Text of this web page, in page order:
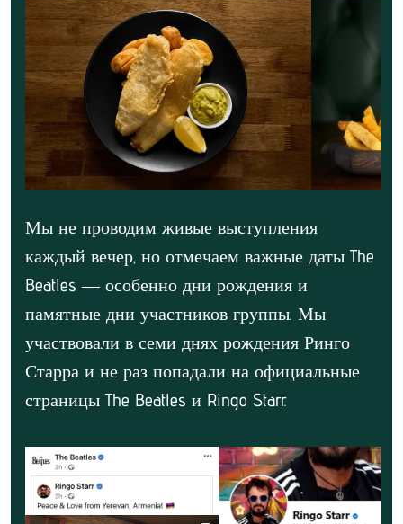
Мы не проводим живые выступления
каждый вечер, но отмечаем важные даты The
Beatles — особенно дни рождения и
памятные дни участников группы. Мы
участвовали в семи днях рождения Ринго
Старра и не раз попадали на официальные
страницы The Beatles и Ringo Starr.